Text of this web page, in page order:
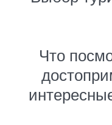
Что